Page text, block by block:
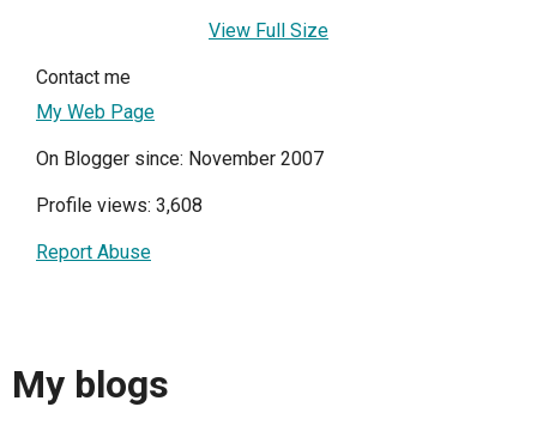
View Full Size
Contact me
My Web Page
On Blogger since: November 2007
Profile views: 3,608
Report Abuse
My blogs